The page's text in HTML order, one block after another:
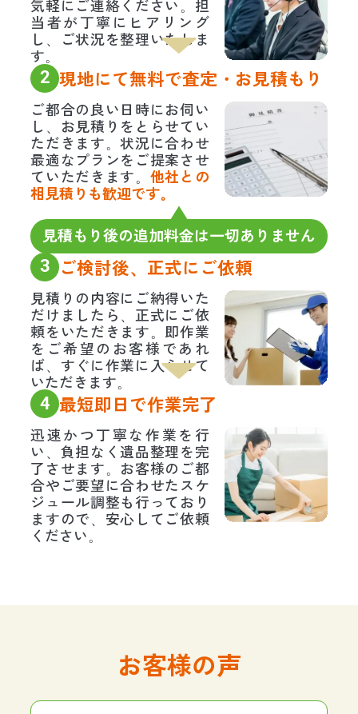
気軽にご連絡ください。担
当者が丁寧にヒアリング
し、ご状況を整理いたしま
す。
2 現地にて無料で査定・お見積もり
ご都合の良い日時にお伺い
し、お見積りをとらせてい
ただきます。状況に合わせ
最適なプランをご提案させ
ていただきます。 他社との
相見積りも歓迎です。
見積もり後の追加料金は一切ありません
3 ご検討後、正式にご依頼
見積りの内容にご納得いた
だけましたら、正式にご依
頼をいただきます。即作業
をご希望のお客様であれ
ば、すぐに作業に入らせて
いただきます。
4 最短即日で作業完了
迅速かつ丁寧な作業を行
い、負担なく遺品整理を完
了させます。お客様のご都
合やご要望に合わせたスケ
ジュール調整も行っており
ますので、安心してご依頼
ください。
お客様の声